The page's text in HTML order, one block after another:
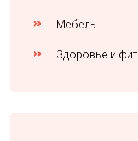
Мебель
Здоровье и